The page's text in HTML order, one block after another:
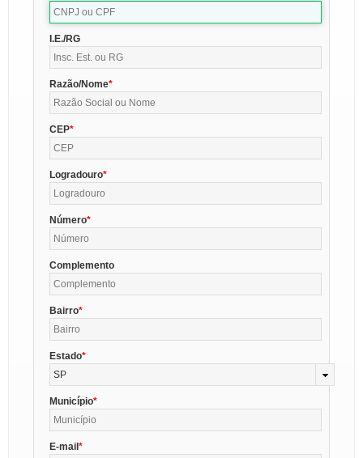
I.E./RG
Razão/Nome
CEP
Logradouro
Número
Complemento
Bairro
Estado
SP
Município
E-mail